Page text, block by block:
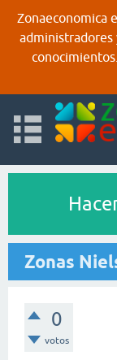
Zonaeconomica
administradores
Zonas
0
votos